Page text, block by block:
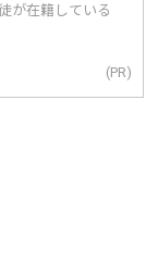
が在籍している
(PR)